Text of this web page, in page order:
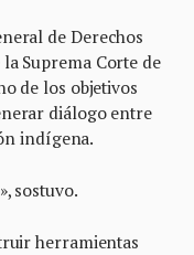
de Derechos
Suprema Corte de
de los objetivos
diálogo entre
indígena.
sostuvo.
herramientas